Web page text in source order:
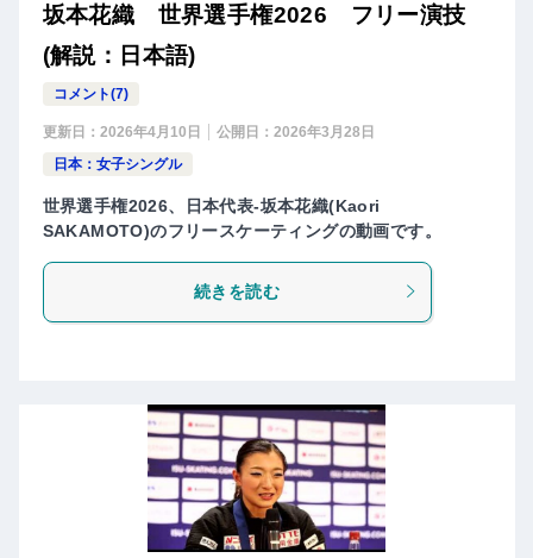
坂本花織 世界選手権2026 フリー演技
(解説：日本語)
コメント(7)
更新日： 2026年4月10日 公開日： 2026年3月28日
日本：女子シングル
世界選手権2026、日本代表-坂本花織(Kaori
SAKAMOTO)のフリースケーティングの動画です。
続きを読む